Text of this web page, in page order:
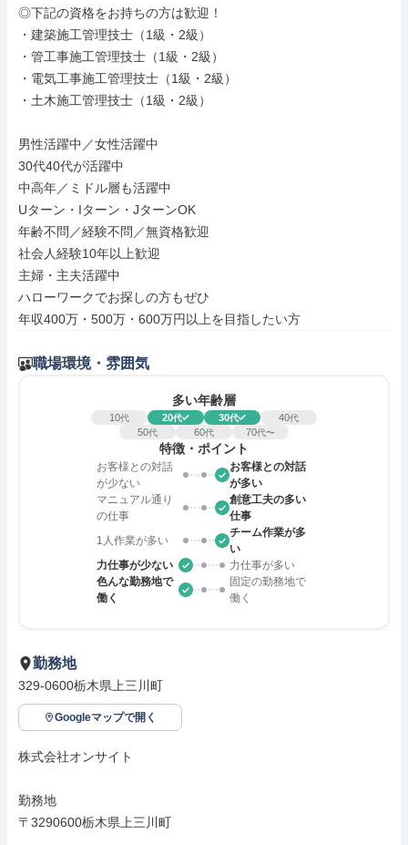
◎下記の資格をお持ちの方は歓迎！
・建築施工管理技士（1級・2級）
・管工事施工管理技士（1級・2級）
・電気工事施工管理技士（1級・2級）
・土木施工管理技士（1級・2級）
男性活躍中／女性活躍中
30代40代が活躍中
中高年／ミドル層も活躍中
Uターン・Iターン・JターンOK
年齢不問／経験不問／無資格歓迎
社会人経験10年以上歓迎
主婦・主夫活躍中
ハローワークでお探しの方もぜひ
年収400万・500万・600万円以上を目指したい方
職場環境・雰囲気
多い年齢層
10代 20代 30代 40代
50代 60代 70代〜
特徴・ポイント
お客様との対話
が少ない
お客様との対話
が多い
マニュアル通り
の仕事
創意工夫の多い
仕事
1人作業が多い
チーム作業が多
い
力仕事が少ない
力仕事が多い
色んな勤務地で
働く
固定の勤務地で
働く
勤務地
329-0600栃木県上三川町
Googleマップで開く
株式会社オンサイト
勤務地
〒3290600栃木県上三川町